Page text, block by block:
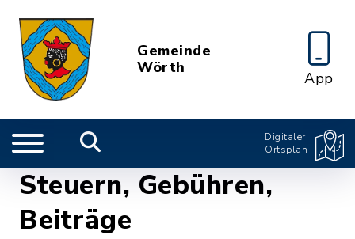
Gemeinde
Wörth
App
Digitaler
Ortsplan
Steuern, Gebühren,
Beiträge